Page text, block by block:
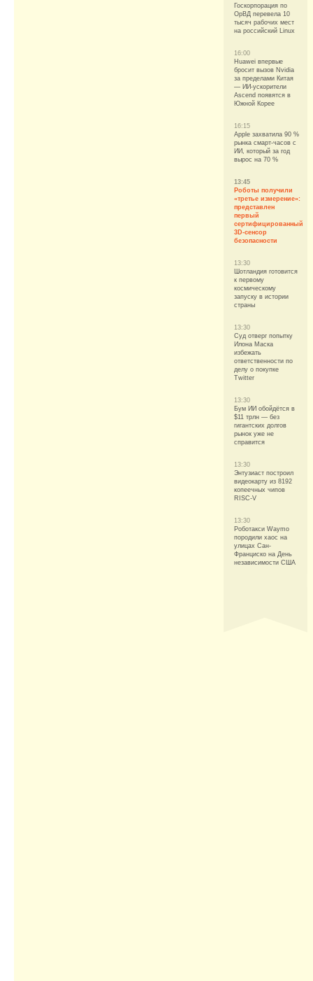
Госкорпорация по
ОрВД перевела 10
тысяч рабочих мест
на российский Linux
16:00
Huawei впервые
бросит вызов Nvidia
за пределами Китая
— ИИ-ускорители
Ascend появятся в
Южной Корее
16:15
Apple захватила 90 %
рынка смарт-часов с
ИИ, который за год
вырос на 70 %
13:45
Роботы получили
«третье измерение»:
представлен
первый
сертифицированный
3D-сенсор
безопасности
13:30
Шотландия готовится
к первому
космическому
запуску в истории
страны
13:30
Суд отверг попытку
Илона Маска
избежать
ответственности по
делу о покупке
Twitter
13:30
Бум ИИ обойдётся в
$11 трлн — без
гигантских долгов
рынок уже не
справится
13:30
Энтузиаст построил
видеокарту из 8192
копеечных чипов
RISC-V
13:30
Роботакси Waymo
породили хаос на
улицах Сан-
Франциско на День
независимости США